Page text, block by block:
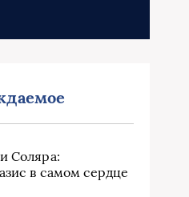
Соляра:
в самом сердце